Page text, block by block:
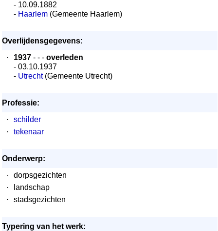
- 10.09.1882
- Haarlem (Gemeente Haarlem)
Overlijdensgegevens:
·
1937 - - - overleden
- 03.10.1937
- Utrecht(Gemeente Utrecht)
Professie:
·
schilder
·
tekenaar
Onderwerp:
·
dorpsgezichten
·
landschap
·
stadsgezichten
Typering van het werk: